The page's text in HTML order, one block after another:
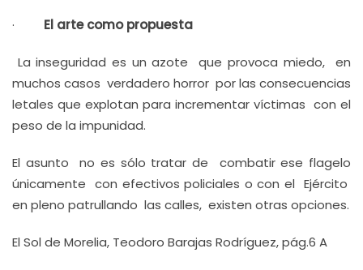
· El arte como propuesta
La inseguridad es un azote que provoca miedo, en
muchos casos verdadero horror por las consecuencias
letales que explotan para incrementar víctimas con el
peso de la impunidad.
El asunto no es sólo tratar de combatir ese flagelo
únicamente con efectivos policiales o con el Ejército
en pleno patrullando las calles, existen otras opciones.
El Sol de Morelia, Teodoro Barajas Rodríguez, pág.6 A